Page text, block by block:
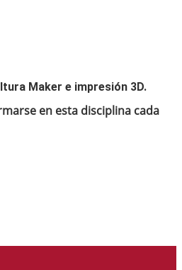
Maker e impresión 3D.
en esta disciplina cada